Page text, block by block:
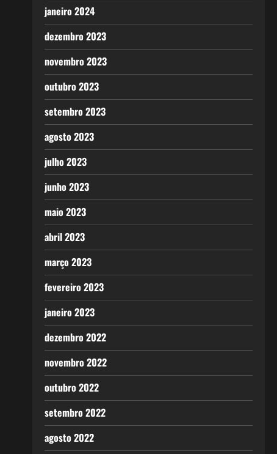
janeiro 2024
dezembro 2023
novembro 2023
outubro 2023
setembro 2023
agosto 2023
julho 2023
junho 2023
maio 2023
abril 2023
março 2023
fevereiro 2023
janeiro 2023
dezembro 2022
novembro 2022
outubro 2022
setembro 2022
agosto 2022